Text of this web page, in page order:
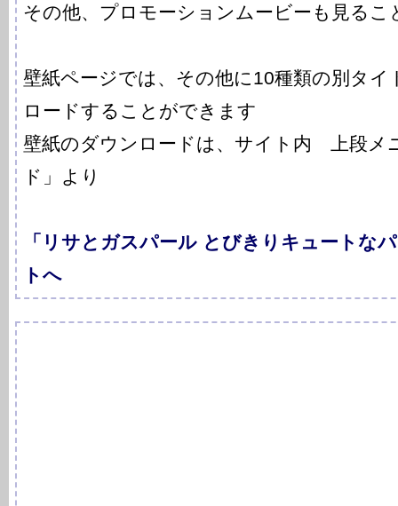
その他、プロモーションムービーも見るこ
壁紙ページでは、その他に10種類の別タイ
ロードすることができます
壁紙のダウンロードは、サイト内 上段メ
ド」より
「リサとガスパール とびきりキュートな
トへ